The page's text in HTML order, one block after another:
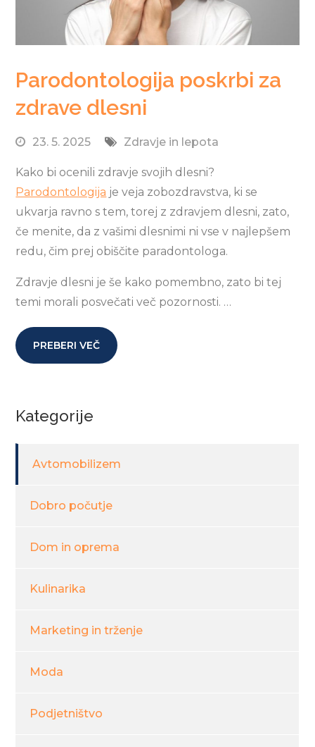
Parodontologija poskrbi za
zdrave dlesni
23. 5. 2025 Zdravje in lepota
Kako bi ocenili zdravje svojih dlesni?
Parodontologija je veja zobozdravstva, ki se
ukvarja ravno s tem, torej z zdravjem dlesni, zato,
če menite, da z vašimi dlesnimi ni vse v najlepšem
redu, čim prej obiščite paradontologa.
Zdravje dlesni je še kako pomembno, zato bi tej
temi morali posvečati več pozornosti. …
PREBERI VEČ
Kategorije
Avtomobilizem
Dobro počutje
Dom in oprema
Kulinarika
Marketing in trženje
Moda
Podjetništvo